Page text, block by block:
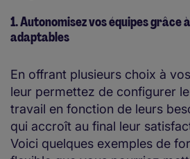
1. Autonomisez vos équipes grâce
adaptables
En offrant plusieurs choix à
leur permettez de configurer
travail en fonction de leurs
qui accroît au final leur
Voici quelques exemples de